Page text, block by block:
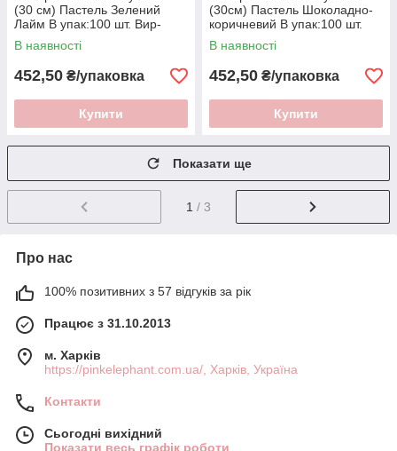
(30 см) Пастель Зелений
Лайм В упак:100 шт. Вир-
во:"Kalisan" Туреччина
В наявності
452,50 ₴/упаковка
Купити
(30см) Пастель Шоколадно-
коричневий В упак:100 шт.
Пр-під:"Kalisan" Туреччина
В наявності
452,50 ₴/упаковка
Купити
Показати ще
1 / 3
Про нас
100% позитивних з 57 відгуків за рік
Працює з 31.10.2013
м. Харків
https://pinkelephant.com.ua/, Харків, Україна
Контакти
Сьогодні вихідний
Показати весь графік роботи